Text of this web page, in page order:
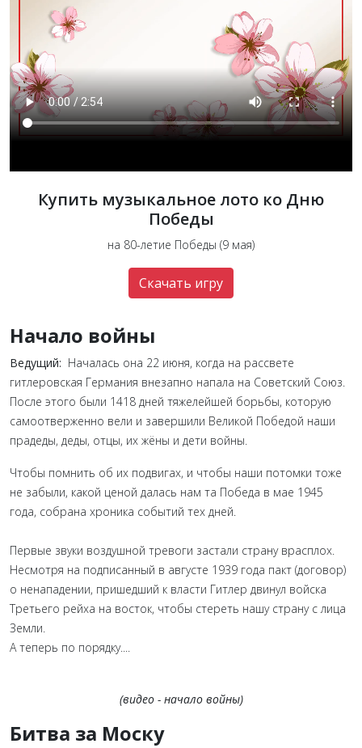
Купить музыкальное лото ко Дню
Победы
на 80-летие Победы (9 мая)
Скачать игру
Начало войны
Ведущий: Началась она 22 июня, когда на рассвете
гитлеровская Германия внезапно напала на Советский Союз.
После этого были 1418 дней тяжелейшей борьбы, которую
самоотверженно вели и завершили Великой Победой наши
прадеды, деды, отцы, их жёны и дети войны.
Чтобы помнить об их подвигах, и чтобы наши потомки тоже
не забыли, какой ценой далась нам та Победа в мае 1945
года, собрана хроника событий тех дней.
Первые звуки воздушной тревоги застали страну врасплох.
Несмотря на подписанный в августе 1939 года пакт (договор)
о ненападении, пришедший к власти Гитлер двинул войска
Третьего рейха на восток, чтобы стереть нашу страну с лица
Земли.
А теперь по порядку....
(видео - начало войны)
Битва за Моску